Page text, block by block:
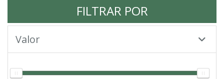
FILTRAR POR
Valor